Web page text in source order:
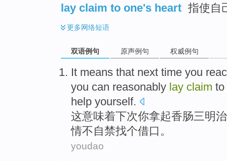
lay claim to one's heart 指使自
更多网络短语
双语例句 原声例句 权威例句
It means that next time you
you can reasonably lay claim to
help yourself.
这意味着下次你拿起香肠三明治
情不自禁找个借口 。
youdao